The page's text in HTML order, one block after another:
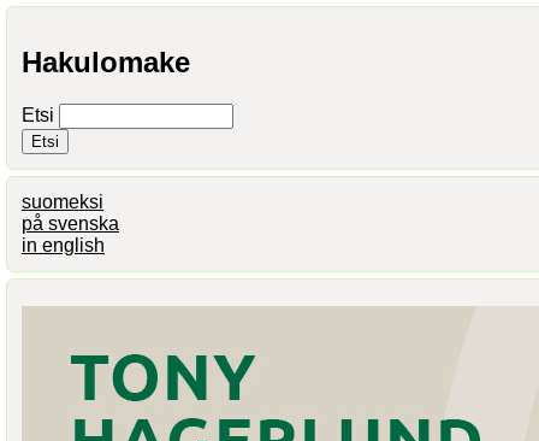
Hakulomake
Etsi
suomeksi
på svenska
in english